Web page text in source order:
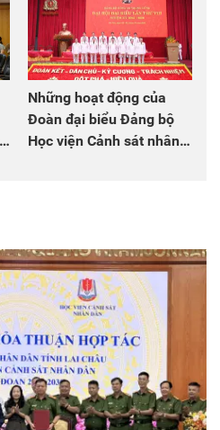
Những hoạt động của
Đoàn đại biểu Đảng bộ
Học viện Cảnh sát nhân